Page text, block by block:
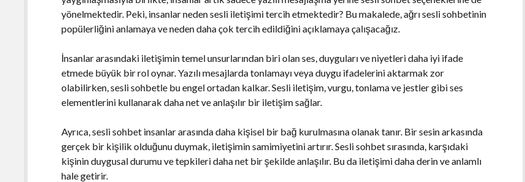
yönelmektedir. Peki, insanlar neden sesli iletişimi tercih etmektedir? Bu makalede, ağrı sesli sohbetinin
popülerliğini anlamaya ve neden daha çok tercih edildiğini açıklamaya çalışacağız.
İnsanlar arasındaki iletişimin temel unsurlarından biri olan ses, duyguları ve niyetleri daha iyi ifade
etmede büyük bir rol oynar. Yazılı mesajlarda tonlamayı veya duygu ifadelerini aktarmak zor
olabilirken, sesli sohbetle bu engel ortadan kalkar. Sesli iletişim, vurgu, tonlama ve jestler gibi ses
elementlerini kullanarak daha net ve anlaşılır bir iletişim sağlar.
Ayrıca, sesli sohbet insanlar arasında daha kişisel bir bağ kurulmasına olanak tanır. Bir sesin arkasında
gerçek bir kişilik olduğunu duymak, iletişimin samimiyetini artırır. Sesli sohbet sırasında, karşıdaki
kişinin duygusal durumu ve tepkileri daha net bir şekilde anlaşılır. Bu da iletişimi daha derin ve anlamlı
hale getirir.